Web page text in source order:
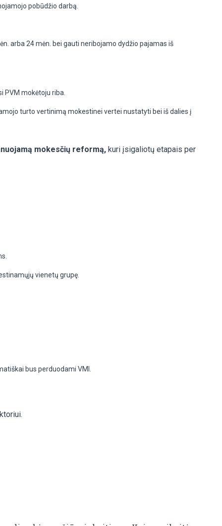
pobūdžio darbą.
arba 24 mėn. bei gauti neribojamo dydžio pajamas iš
mokėtoju riba.
turto vertinimą mokestinei vertei nustatyti bei iš dalies į
mokesčių reformą, kuri įsigaliotų etapais per
vienetų grupę.
bus perduodami VMI.